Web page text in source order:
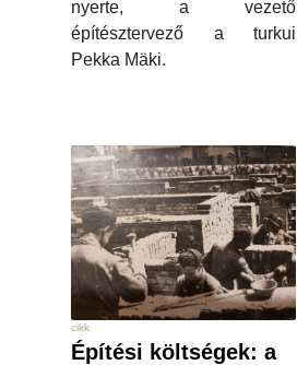
nyerte, a vezető
építésztervező a turkui
Pekka Mäki.
cikk
Építési költségek: a